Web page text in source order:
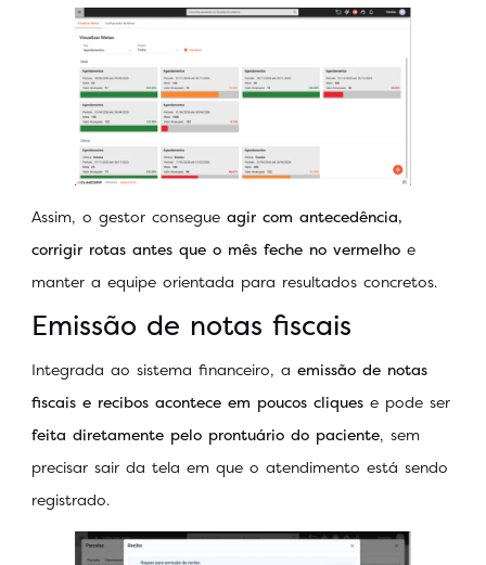
Assim, o gestor consegue agir com antecedência,
corrigir rotas antes que o mês feche no vermelho e
manter a equipe orientada para resultados concretos.
Emissão de notas fiscais
Integrada ao sistema financeiro, a emissão de notas
fiscais e recibos acontece em poucos cliques e pode ser
feita diretamente pelo prontuário do paciente, sem
precisar sair da tela em que o atendimento está sendo
registrado.